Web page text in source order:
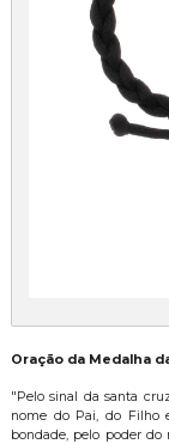
Oração da Medalha
"Pelo sinal da santa
nome do Pai, do Filho
bondade, pelo poder